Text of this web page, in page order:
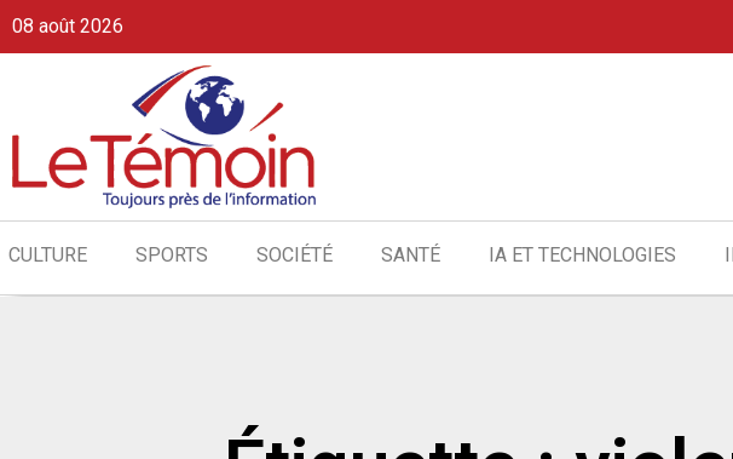
08 août 2026
CULTURE SPORTS SOCIÉTÉ SANTÉ IA ET TECHNOLOGIES